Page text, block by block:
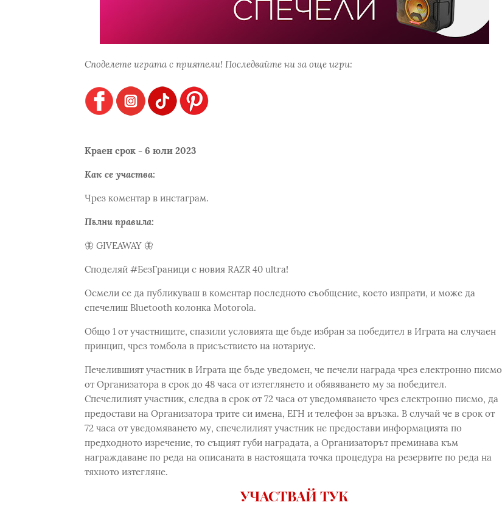
Споделете играта с приятели! Последвайте ни за още игри:
Краен срок - 6 юли 2023
Как се участва:
Чрез коментар в инстаграм.
Пълни правила:
🦋 GIVEAWAY 🦋
Споделяй #БезГраници с новия RAZR 40 ultra!
Осмели се да публикуваш в коментар последното съобщение, което изпрати, и може да
спечелиш Bluetooth колонка Motorola.
Общо 1 от участниците, спазили условията ще бъде избран за победител в Играта на случаен
принцип, чрез томбола в присъствието на нотариус.
Печелившият участник в Играта ще бъде уведомен, че печели награда чрез електронно писмо
от Организатора в срок до 48 часа от изтеглянето и обявяването му за победител.
Спечелилият участник, следва в срок от 72 часа от уведомяването чрез електронно писмо, да
предостави на Организатора трите си имена, ЕГН и телефон за връзка. В случай че в срок от
72 часа от уведомяването му, спечелилият участник не предостави информацията по
предходното изречение, то същият губи наградата, а Организаторът преминава към
награждаване по реда на описаната в настоящата точка процедура на резервите по реда на
тяхното изтегляне.
УЧАСТВАЙ ТУК